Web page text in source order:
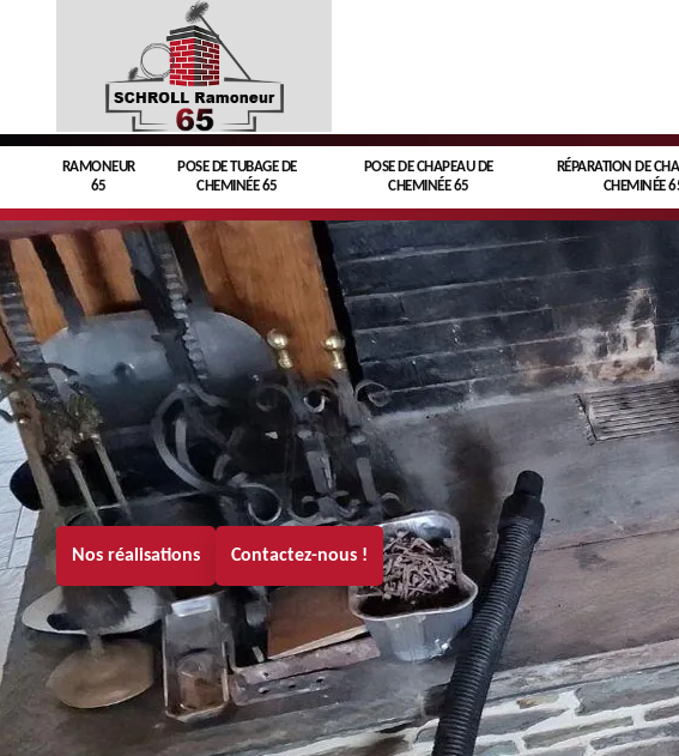
RAMONEUR
65
POSE DE TUBAGE DE
CHEMINÉE 65
POSE DE CHAPEAU DE
CHEMINÉE 65
RÉPARATION DE
CHEMINÉE
Nos réalisations Contactez-nous !